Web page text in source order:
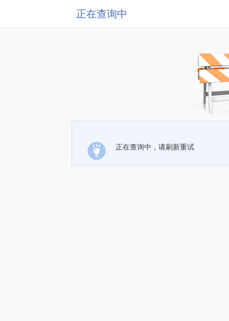
正在查询中
正在查询中，请刷新重试